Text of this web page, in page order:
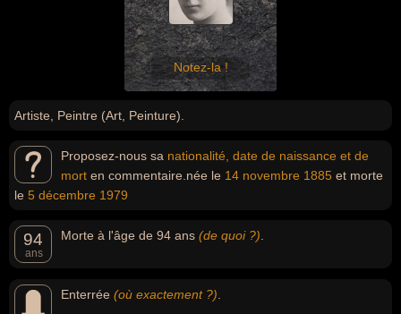
Notez-la !
Artiste, Peintre (Art, Peinture).
Proposez-nous sa nationalité, date de naissance et de
mort en commentaire.née le 14 novembre 1885 et morte
le 5 décembre 1979
94
ans
Morte à l'âge de 94 ans (de quoi ?)
Enterrée (où exactement ?)